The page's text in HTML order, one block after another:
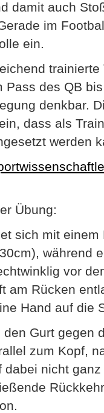
damit auch
im
ein.
Pass des QB
denkbar.
dass als
werden
Übung:
sich mit einem
während
vor
am Rücken
Hand auf die
Gurt gegen
zum Kopf,
dabei nicht